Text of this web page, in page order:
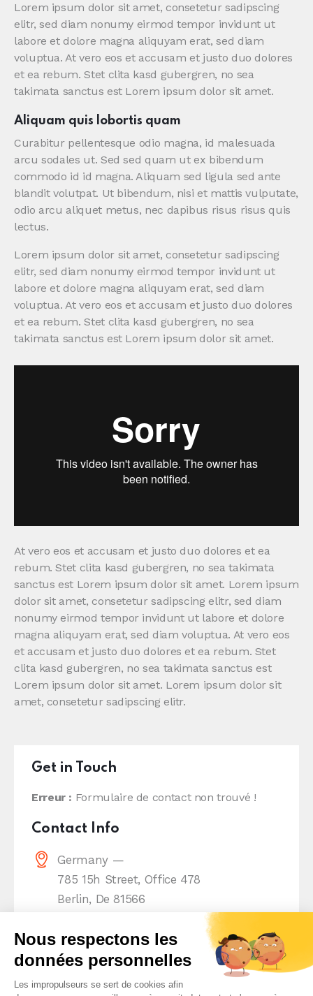
Lorem ipsum dolor sit amet, consetetur sadipscing
elitr, sed diam nonumy eirmod tempor invidunt ut
labore et dolore magna aliquyam erat, sed diam
voluptua. At vero eos et accusam et justo duo dolores
et ea rebum. Stet clita kasd gubergren, no sea
takimata sanctus est Lorem ipsum dolor sit amet.
Aliquam quis lobortis quam
Curabitur pellentesque odio magna, id malesuada
arcu sodales ut. Sed sed quam ut ex bibendum
commodo id id magna. Aliquam sed ligula sed ante
blandit volutpat. Ut bibendum, nisi et mattis vulputate,
odio arcu aliquet metus, nec dapibus risus risus quis
lectus.
Lorem ipsum dolor sit amet, consetetur sadipscing
elitr, sed diam nonumy eirmod tempor invidunt ut
labore et dolore magna aliquyam erat, sed diam
voluptua. At vero eos et accusam et justo duo dolores
et ea rebum. Stet clita kasd gubergren, no sea
takimata sanctus est Lorem ipsum dolor sit amet.
At vero eos et accusam et justo duo dolores et ea
rebum. Stet clita kasd gubergren, no sea takimata
sanctus est Lorem ipsum dolor sit amet. Lorem ipsum
dolor sit amet, consetetur sadipscing elitr, sed diam
nonumy eirmod tempor invidunt ut labore et dolore
magna aliquyam erat, sed diam voluptua. At vero eos
et accusam et justo duo dolores et ea rebum. Stet
clita kasd gubergren, no sea takimata sanctus est
Lorem ipsum dolor sit amet. Lorem ipsum dolor sit
amet, consetetur sadipscing elitr.
Get in Touch
Erreur : Formulaire de contact non trouvé !
Contact Info
Germany —
785 15h Street, Office 478
Berlin, De 81566
info@email.com
+1 840 841 25 69